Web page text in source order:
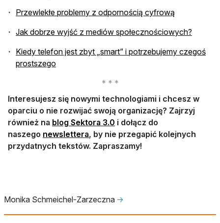
Przewlekłe problemy z odpornością cyfrową
Jak dobrze wyjść z mediów społecznościowych?
Kiedy telefon jest zbyt „smart” i potrzebujemy czegoś
prostszego
Interesujesz się nowymi technologiami i chcesz w
oparciu o nie rozwijać swoją organizację? Zajrzyj
również na blog Sektora 3.0 otwiera się w nowej karcie
i dołącz do
naszego newslettera otwiera się w nowej karcie
, by nie przegapić kolejnych
przydatnych tekstów. Zapraszamy!
Monika Schmeichel-Zarzeczna 🡢